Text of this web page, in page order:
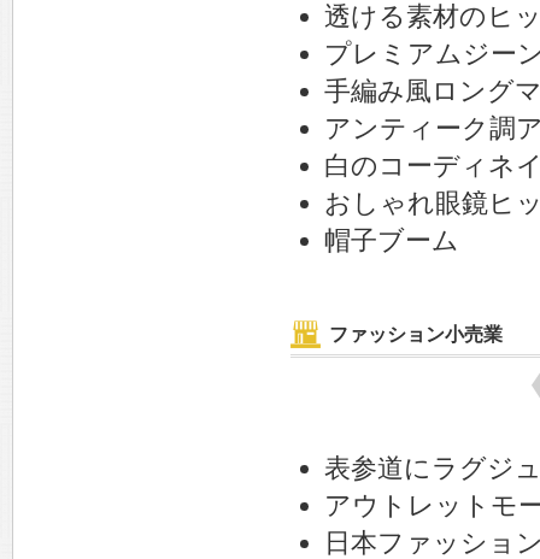
透ける素材のヒ
プレミアムジー
手編み風ロング
アンティーク調
白のコーディネ
おしゃれ眼鏡ヒ
帽子ブーム
ファッション小売業
表参道にラグジ
アウトレットモ
日本ファッショ